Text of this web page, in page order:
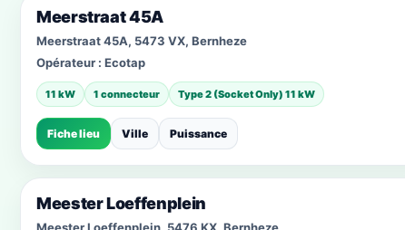
Meerstraat 45A
Meerstraat 45A, 5473 VX, Bernheze
Opérateur : Ecotap
11 kW 1 connecteur Type 2 (Socket Only) 11 kW
Fiche lieu Ville Puissance
Meester Loeffenplein